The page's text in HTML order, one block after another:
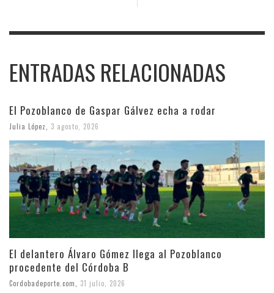
ENTRADAS RELACIONADAS
El Pozoblanco de Gaspar Gálvez echa a rodar
Julia López 3 agosto, 2026
El delantero Álvaro Gómez llega al Pozoblanco
procedente del Córdoba B
Cordobadeporte.com 31 julio, 2026